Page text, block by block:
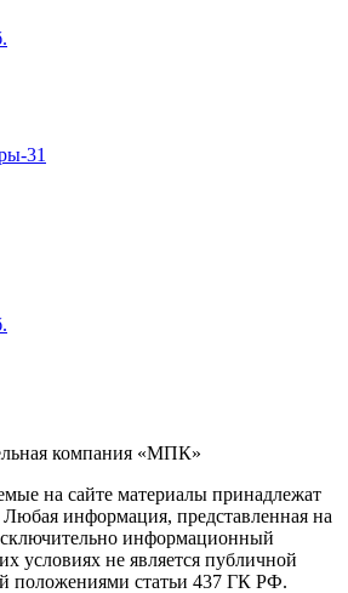
компания «МПК»
на сайте материалы принадлежат
информация, представленная на
информационный
условиях не является публичной
положениями статьи 437 ГК РФ.